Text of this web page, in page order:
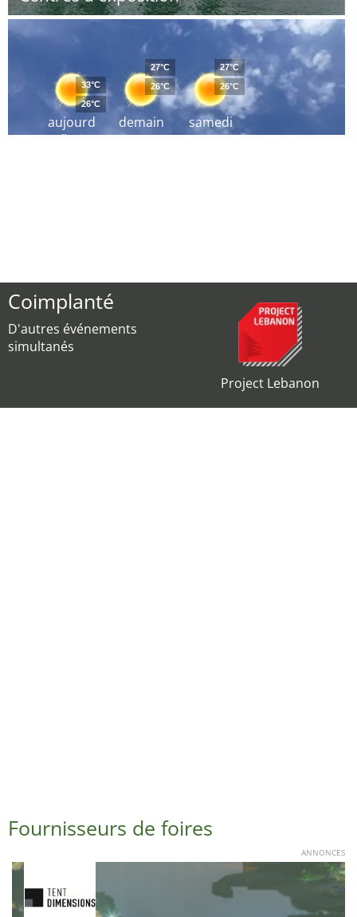
aujourd
´hui
33°C
26°C
demain
27°C
26°C
samedi
27°C
26°C
Coimplanté
D'autres événements
simultanés
Project Lebanon
Fournisseurs de foires
ANNONCES